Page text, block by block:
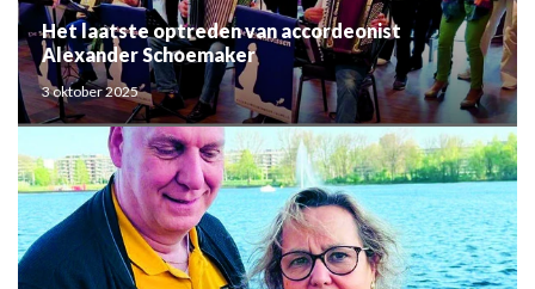
Het laatste optreden van accordeonist
Alexander Schoemaker
3 oktober 2025